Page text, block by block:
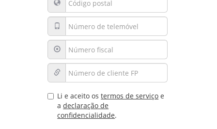
Li e aceito ostermos de serviço e
adeclaração de
confidencialidade.